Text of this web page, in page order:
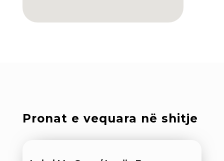
Pronat e vequara në shitje